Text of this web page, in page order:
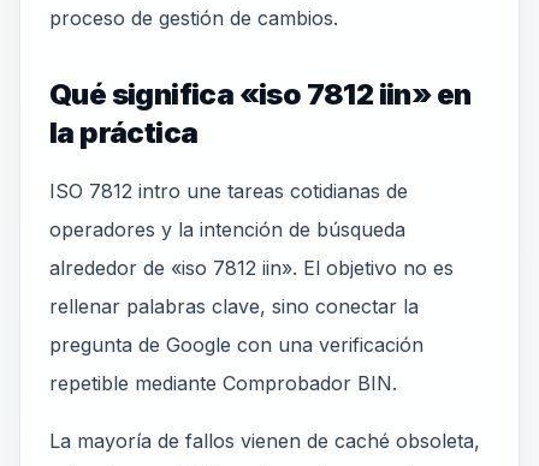
proceso de gestión de cambios.
Qué significa «iso 7812 iin» en
la práctica
ISO 7812 intro une tareas cotidianas de
operadores y la intención de búsqueda
alrededor de «iso 7812 iin». El objetivo no es
rellenar palabras clave, sino conectar la
pregunta de Google con una verificación
repetible mediante Comprobador BIN.
La mayoría de fallos vienen de caché obsoleta,